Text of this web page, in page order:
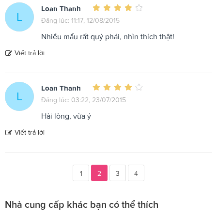
L
Loan Thanh
Đăng lúc: 11:17, 12/08/2015
Nhiều mẩu rất quý phái, nhìn thích thật!
Viết trả lời
L
Loan Thanh
Đăng lúc: 03:22, 23/07/2015
Hài lòng, vừa ý
Viết trả lời
1 2 3 4
Nhà cung cấp khác bạn có thể thích